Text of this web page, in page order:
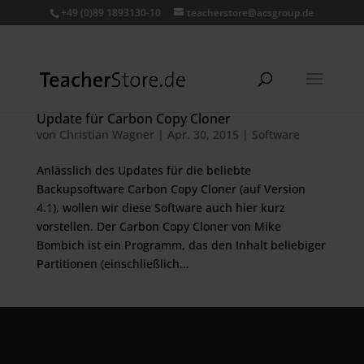
+49 (0)89 1893130-10 teacherstore@acsgroup.de
Update für Carbon Copy Cloner
von Christian Wagner | Apr. 30, 2015 | Software
Anlässlich des Updates für die beliebte
Backupsoftware Carbon Copy Cloner (auf Version
4.1), wollen wir diese Software auch hier kurz
vorstellen. Der Carbon Copy Cloner von Mike
Bombich ist ein Programm, das den Inhalt beliebiger
Partitionen (einschließlich...